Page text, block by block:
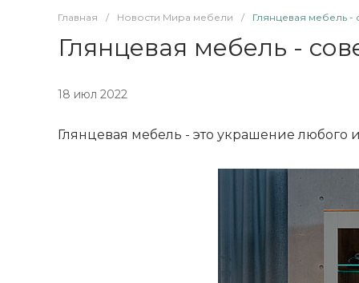
Главная / Новости Мира мебели / Глянцевая мебель -
Глянцевая мебель -
18 июл 2022
Глянцевая мебель - это украшение любого